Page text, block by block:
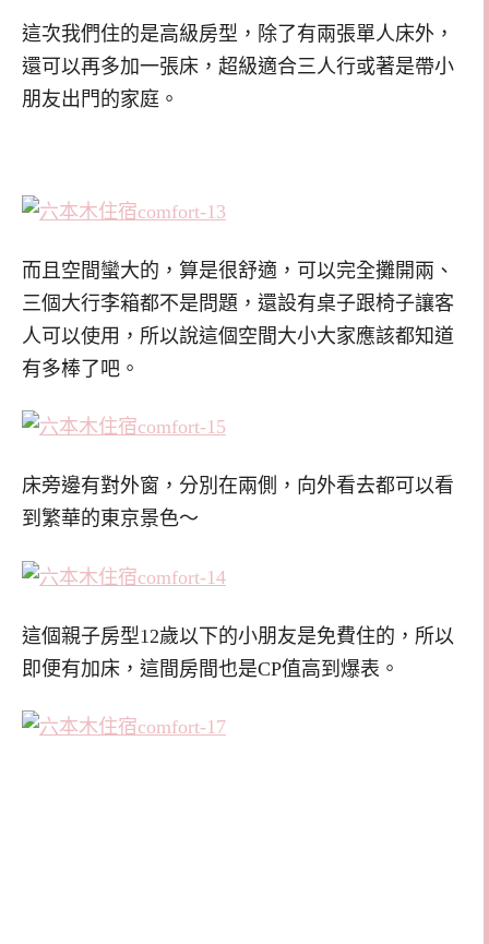
這次我們住的是高級房型，除了有兩張單人床外，
還可以再多加一張床，超級適合三人行或著是帶小
朋友出門的家庭。
而且空間蠻大的，算是很舒適，可以完全攤開兩、
三個大行李箱都不是問題，還設有桌子跟椅子讓客
人可以使用，所以說這個空間大小大家應該都知道
有多棒了吧。
床旁邊有對外窗，分別在兩側，向外看去都可以看
到繁華的東京景色～
這個親子房型12歲以下的小朋友是免費住的，所以
即便有加床，這間房間也是CP值高到爆表。